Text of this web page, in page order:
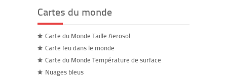
Cartes du monde
Carte du Monde Taille Aerosol
Carte feu dans le monde
Carte du Monde Température de surface
Nuages bleus